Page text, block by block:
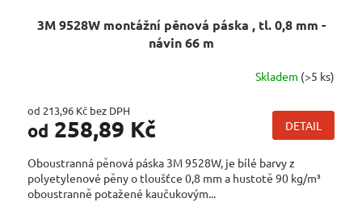
3M 9528W montážní pěnová páska , tl. 0,8 mm -
návin 66 m
Skladem (>5 ks)
od 213,96 Kč bez DPH
od 258,89 Kč DETAIL
Oboustranná pěnová páska 3M 9528W, je bílé barvy z
polyetylenové pěny o tloušťce 0,8 mm a hustotě 90 kg/m³
oboustranně potažené kaučukovým...